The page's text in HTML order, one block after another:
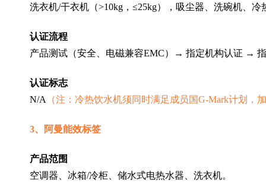
洗衣机/干衣机（>10kg，≤25kg），吸尘器、洗碗机、冷
认证流程
产品测试（安全、电磁兼容EMC）→ 指定机构认证 →
认证标志
N/A
（注：冷热饮水机须同时满足成员国G-Mark计划，
3、阿曼能效标签
产品范围
空调器、冰箱/冷柜、储水式电热水器、洗衣机。